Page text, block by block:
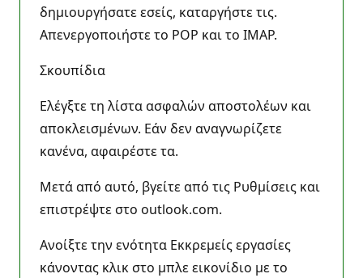
δημιουργήσατε εσείς, καταργήστε τις.
Απενεργοποιήστε το POP και το IMAP.
Σκουπίδια
Ελέγξτε τη λίστα ασφαλών αποστολέων και
αποκλεισμένων. Εάν δεν αναγνωρίζετε
κανένα, αφαιρέστε τα.
Μετά από αυτό, βγείτε από τις Ρυθμίσεις και
επιστρέψτε στο outlook.com.
Ανοίξτε την ενότητα Εκκρεμείς εργασίες
κάνοντας κλικ στο μπλε εικονίδιο με το